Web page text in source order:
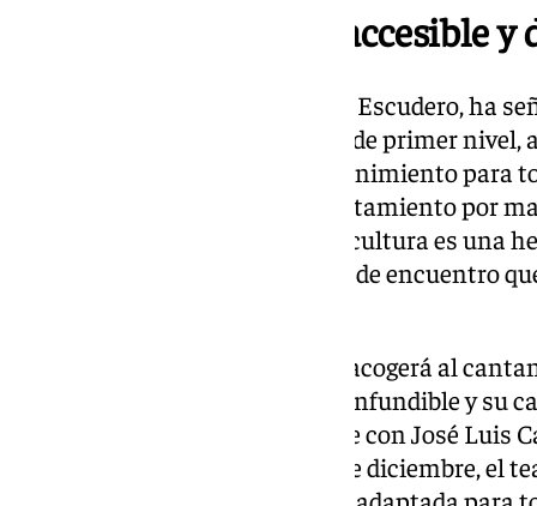
Una programación «accesible y
El concejal de Cultura, Salvador Escudero, ha
por una programación cultural de primer nivel,
tradición, modernidad y entretenimiento para
subrayado «el esfuerzo del Ayuntamiento por
calidad» y ha destacado que «la cultura es una
desarrollo de Torrox y un punto de encuentro
El 8 de noviembre, el escenario acogerá al
noche de copla con su voz «inconfundible y su
humor llegará el 12 de diciembre con José Luis
‘Humorista de guardia’; y el 13 de diciembre, el